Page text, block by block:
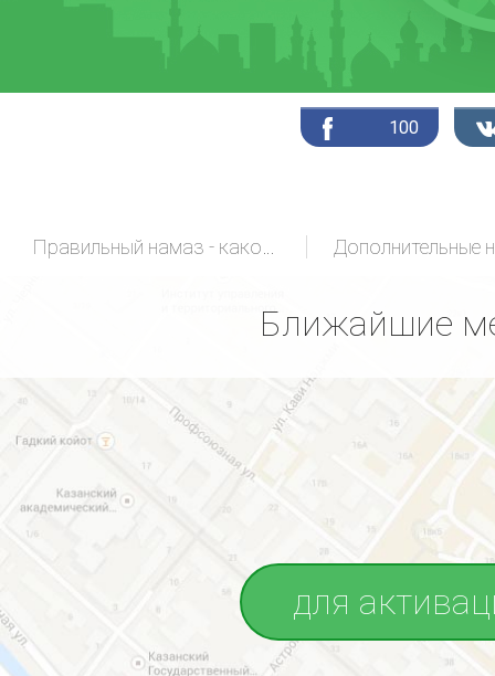
100
Правильный намаз - какой он? Дополнительные
Ближайшие
для